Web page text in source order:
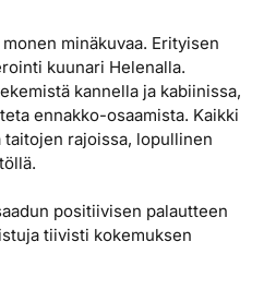
minäkuvaa. Erityisen
kuunari Helenalla.
kannella ja kabiinissa,
ennakko-osaamista. Kaikki
rajoissa, lopullinen
positiivisen palautteen
tiivisti kokemuksen